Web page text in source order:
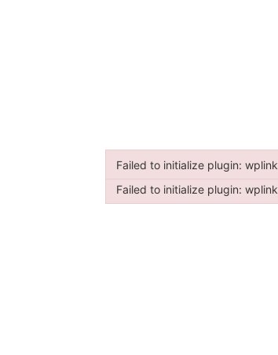
Failed to initialize plugin: wplink
Failed to initialize plugin: wplink
Failed to initialize plugin: wplink